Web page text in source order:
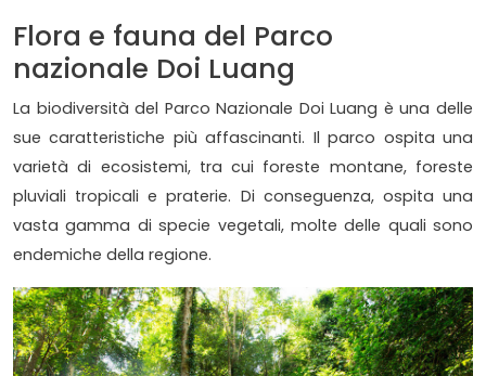
Flora e fauna del Parco
nazionale Doi Luang
La biodiversità del Parco Nazionale Doi Luang è una delle
sue caratteristiche più affascinanti. Il parco ospita una
varietà di ecosistemi, tra cui foreste montane, foreste
pluviali tropicali e praterie. Di conseguenza, ospita una
vasta gamma di specie vegetali, molte delle quali sono
endemiche della regione.